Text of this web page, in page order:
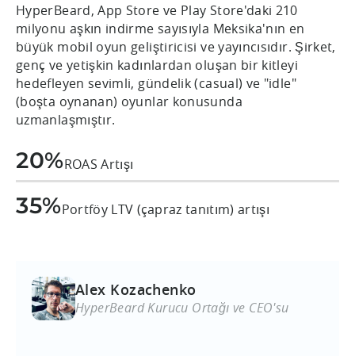
HyperBeard, App Store ve Play Store'daki 210
milyonu aşkın indirme sayısıyla Meksika'nın en
büyük mobil oyun geliştiricisi ve yayıncısıdır. Şirket,
genç ve yetişkin kadınlardan oluşan bir kitleyi
hedefleyen sevimli, gündelik (casual) ve "idle"
(boşta oynanan) oyunlar konusunda
uzmanlaşmıştır.
20%ROAS Artışı
35%Portföy LTV (çapraz tanıtım) artışı
Alex Kozachenko
HyperBeard Kurucu Ortağı ve CEO'su